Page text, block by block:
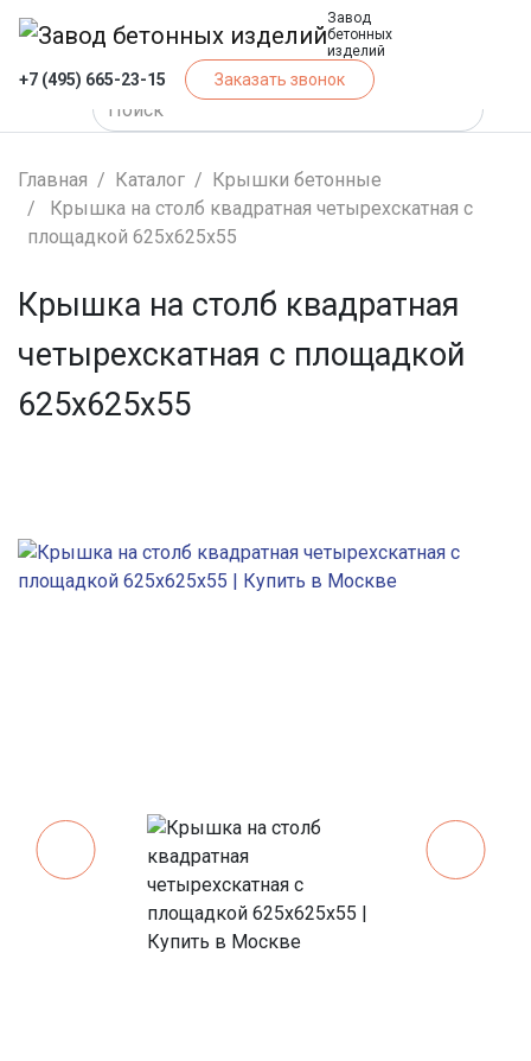
Завод
бетонных
изделий
+7 (495) 665-23-15 Заказать звонок
Главная Каталог
Крышки бетонные
Крышка на столб квадратная четырехскатная с
площадкой 625х625х55
Крышка на столб квадратная
четырехскатная с площадкой
625х625х55